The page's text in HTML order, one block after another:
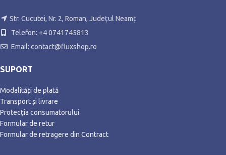
Str. Cucutei, Nr. 2, Roman, Județul Neamț
Telefon: +4 0741745813
Email: contact@fluxshop.ro
SUPORT
Modalități de plată
Transport și livrare
Protecția consumatorului
Formular de retur
Formular de retragere din Contract